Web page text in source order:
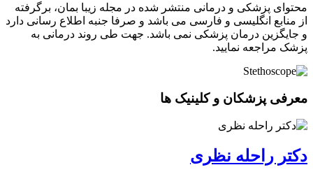
محتوای پزشکی و درمانی منتشر شده در مجله زیبا بمان، برگرفته
از منابع انگلیسی و فارسی می باشد و صرفا جنبه اطلاع رسانی دارد
و جایگزین درمان پزشکی نمی باشد. جهت طی روند درمانی به
پزشک مراجعه نمایید.
معرفی پزشکان و کلینیک ها
دکتر راحله نظری